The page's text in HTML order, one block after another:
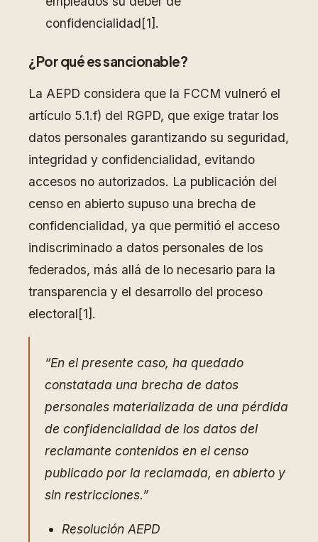
confidencialidad[1].
¿Por qué es sancionable?
La AEPD considera que la FCCM vulneró el
artículo 5.1.f) del RGPD, que exige tratar los
datos personales garantizando su seguridad,
integridad y confidencialidad, evitando
accesos no autorizados. La publicación del
censo en abierto supuso una brecha de
confidencialidad, ya que permitió el acceso
indiscriminado a datos personales de los
federados, más allá de lo necesario para la
transparencia y el desarrollo del proceso
electoral[1].
“En el presente caso, ha quedado
constatada una brecha de datos
personales materializada de una pérdida
de confidencialidad de los datos del
reclamante contenidos en el censo
publicado por la reclamada, en abierto y
sin restricciones.”
Resolución AEPD